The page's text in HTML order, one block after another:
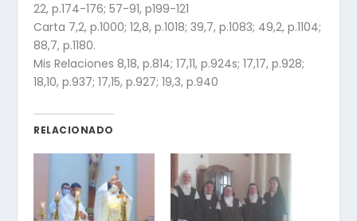
22, p.174-176; 57-91, p199-121
Carta 7,2, p.1000; 12,8, p.1018; 39,7, p.1083; 49,2, p.1104;
88,7, p.1180.
Mis Relaciones 8,18, p.814; 17,11, p.924s; 17,17, p.928;
18,10, p.937; 17,15, p.927; 19,3, p.940
RELACIONADO